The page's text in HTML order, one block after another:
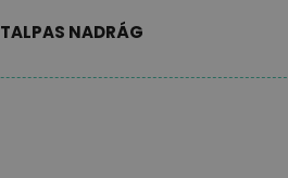
TALPAS NADRÁG